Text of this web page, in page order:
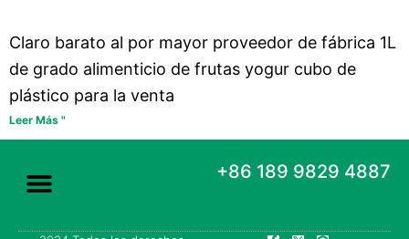
Claro barato al por mayor proveedor de fábrica 1L
de grado alimenticio de frutas yogur cubo de
plástico para la venta
Leer Más "
+86 189 9829 4887